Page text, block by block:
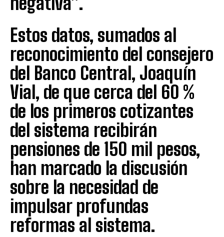
Estos datos, sumados al
reconocimiento del consejero
del Banco Central, Joaquín
Vial, de que cerca del 60 %
de los primeros cotizantes
del sistema recibirán
pensiones de 150 mil pesos,
han marcado la discusión
sobre la necesidad de
impulsar profundas
reformas al sistema.